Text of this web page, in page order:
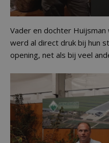
Vader en dochter
werd al direct druk bij hun
opening, net als bij veel